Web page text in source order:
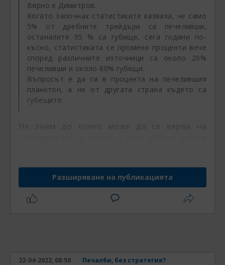
Вярно е Димитров.
Когато започнах статистиките казваха, че само
5% от дребните трейдъри са печеливши,
останалите 95 % са губище, сега години по-
късно, статистиката се промени проценти вече
според различните източници са около 20%
печеливши и около 80% губещи.
Въпросът е да си в процента на печелившия
планктон, а не от другата страна където са
губещите.
Не знам до колко може да се вярва на
секундата. В смисъл, че и в реалното и във
виртуалното пространство ни заливат
непрекъснато с всякаква статистическа
реклама на дадена фирма или продукт. В
Разширяване на публикацията
22-04-2022, 08:50 Печалби, без стратегия?